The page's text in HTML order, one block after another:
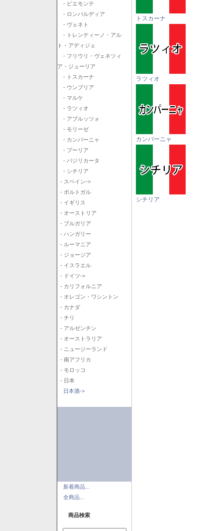
- ピエモンテ
- ロンバルディア
- ヴェネト
- トレンティーノ・アル
ト・アディジェ
- フリウリ・ヴェネツィ
ア・ジューリア
- トスカーナ
- ウンブリア
- マルケ
- ラツィオ
- アブルッツォ
- モリーゼ
- カンパーニャ
- プーリア
- バジリカータ
- シチリア
- スペイン->
- ポルトガル
- イギリス
- オーストリア
- ブルガリア
- ハンガリー
- ルーマニア
- ジョージア
- イスラエル
- ドイツ->
- カリフォルニア
- オレゴン・ワシントン
- カナダ
- チリ
- アルゼンチン
- オーストラリア
- ニュージーランド
- 南アフリカ
- モロッコ
- 日本
日本酒->
新着商品...
全商品...
商品検索
トスカーナ
ラツィオ
カンパーニャ
シチリア